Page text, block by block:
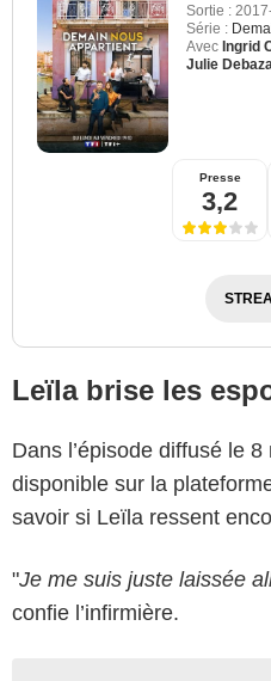
Sortie :
Série :
Avec Ingrid
Julie
Presse
3,2
Leïla brise les
Dans l’épisode diffusé le
disponible sur la
savoir si Leïla ressent
"Je me suis juste laissée
confie l’infirmière.